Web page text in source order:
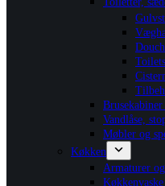
Vandlåse,
Møbler og
Køkken
Armaturer
Køkkenvaske